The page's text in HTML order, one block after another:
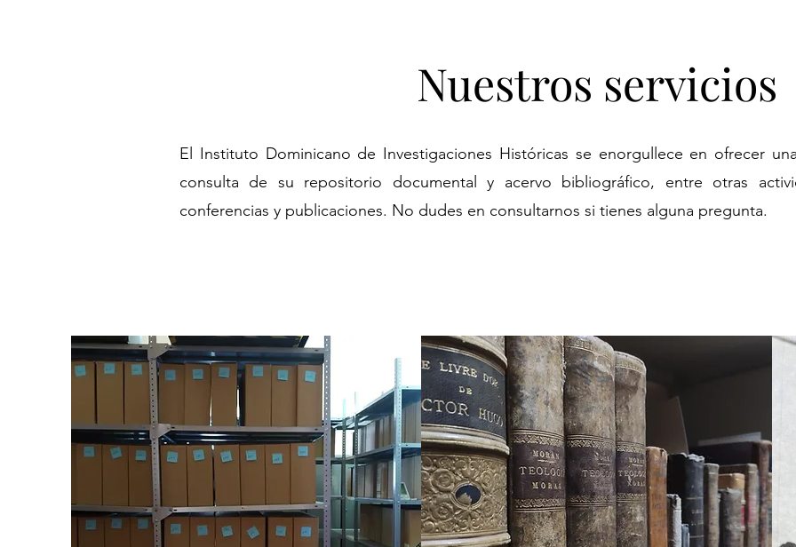
Nuestros servicios
El Instituto Dominicano de Investigaciones Históricas se enorgullece en ofrecer
consulta de su repositorio documental y acervo bibliográfico, entre otras
conferencias y publicaciones. No dudes en consultarnos si tienes alguna pregunta.